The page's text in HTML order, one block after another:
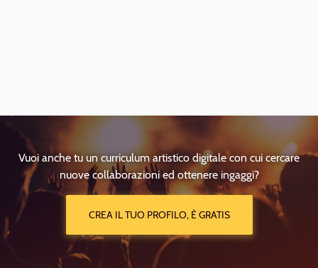
Vuoi anche tu un curriculum artistico digitale con cui cercare
nuove collaborazioni ed ottenere ingaggi?
CREA IL TUO PROFILO, È GRATIS